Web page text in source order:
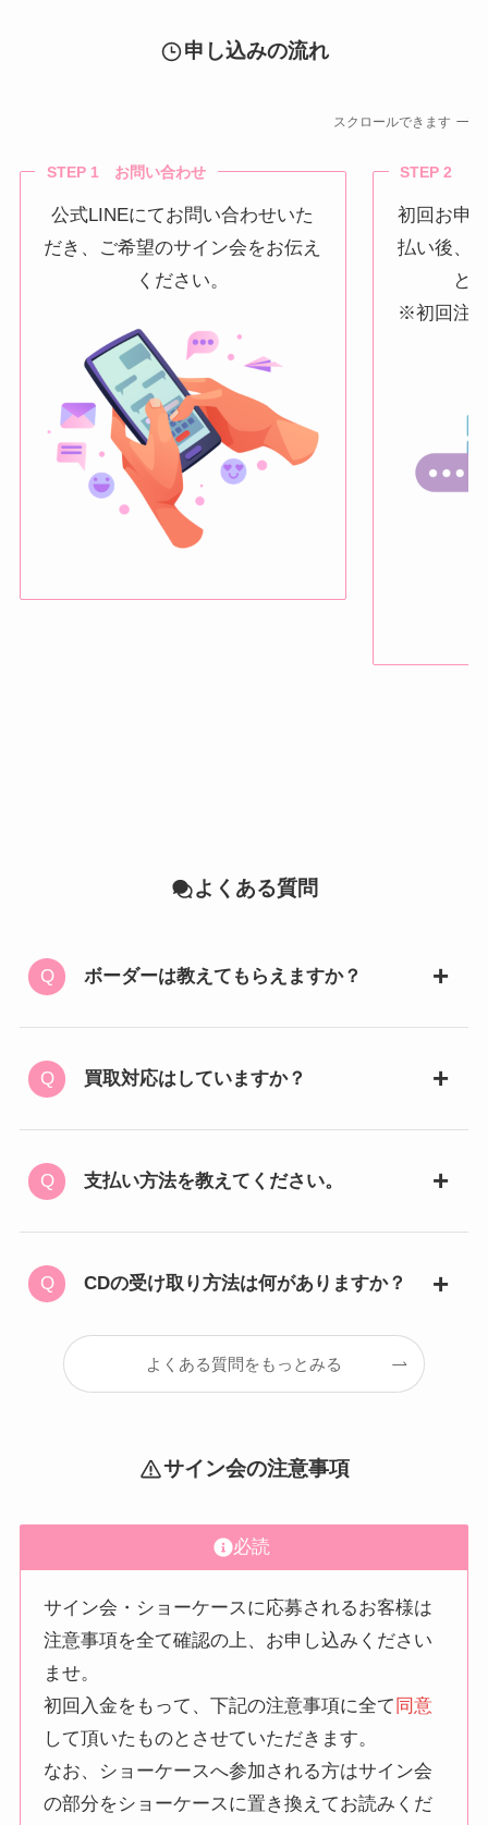
申し込みの流れ
スクロールできます
STEP 1 お問い合わせ
公式LINEにてお問い合わせいた
だき、ご希望のサイン会をお伝え
ください。
STEP 2 ご
初回お申
払い後、
と
※初回注
よくある質問
ボーダーは教えてもらえますか？
買取対応はしていますか？
支払い方法を教えてください。
CDの受け取り方法は何がありますか？
よくある質問をもっとみる
サイン会の注意事項
必読
サイン会・ショーケースに応募されるお客様は
注意事項を全て確認の上、お申し込みください
ませ。
初回入金をもって、下記の注意事項に全て 同意
して頂いたものとさせていただきます。
なお、ショーケースへ参加される方はサイン会
の部分をショーケースに置き換えてお読みくだ